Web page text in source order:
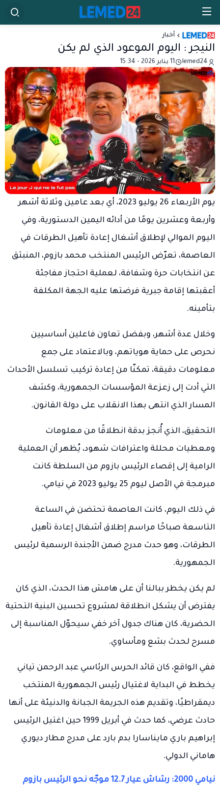
أخبار
النيجر : اليوم الموعود الذي لم يكن
lemed24 11 يناير 2026 - 15:34
يوم الأربعاء 26 يوليو 2023، أي بعد عامين وثلاثة أشهر
وأربعة وعشرين يومًا من أدائه اليمين الدستورية، وفي
اليوم الموالي لإطلاق أشغال إعادة تأهيل الطرقات في
العاصمة، تعرّض الرئيس المنتخب محمد بازوم، المنبثق
عن انتخابات حرة وشفافة، لعملية احتجاز مفاجئة
أعقبتها إقامة جبرية فرضتها عليه الجهة المكلفة
بتأمينه.
وخلال عدة أشهر، وبفضل تعاون فاعلين أساسيين
نحرص على حماية هوياتهم، وبالاعتماد على جمع
معلومات دقيقة، تمكنّا من إعادة تركيب تسلسل الأحداث
التي أدت إلى زعزعة المؤسسات الجمهورية، وكشف
المسار الذي انتهى بهذا الانقلاب على دولة القانون.
التحقيق، الذي أُنجز بدقة انطلاقًا من معلومات
ومعطيات محللة واعترافات شهود، يُظهر أن العملية
الرامية إلى إقصاء الرئيس بازوم من السلطة كانت
مبرمجة في الأصل ليوم 25 يوليو 2023 في نيامي.
في ذلك اليوم، كانت العاصمة تحتضن في الساعة
التاسعة صباحًا مراسم إطلاق أشغال إعادة تأهيل
الطرقات، وهو حدث مدرج ضمن الأجندة الرسمية لرئيس
الجمهورية.
لم يكن يخطر ببالنا أن على هامش هذا الحدث، الذي كان
يفترض أن يشكل انطلاقة لمشروع تحسين البنية التحتية
الحضرية، كان هناك جدول آخر خفي سيحوّل المناسبة إلى
مسرح لحدث بشع ومأساوي.
ففي الواقع، كان قائد الحرس الرئاسي عبد الرحمن تياني
يخطط في البداية لاغتيال رئيس الجمهورية المنتخب
ديمقراطيًا، وتقديم هذه الجريمة الجبانة والدنيئة على أنها
حادث عرضي، كما حدث في أبريل 1999 حين اغتيل الرئيس
إبراهيم باري مايناسارا بدم بارد على مدرج مطار ديوري
هاماني الدولي.
نيامي 2000: رشاش عيار 12.7 موجّه نحو الرئيس بازوم